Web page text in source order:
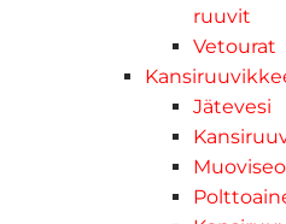
ruuvit
Vetourat
Jätevesi